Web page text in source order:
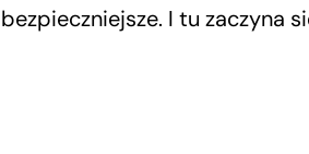
bezpieczniejsze. I tu zaczyna